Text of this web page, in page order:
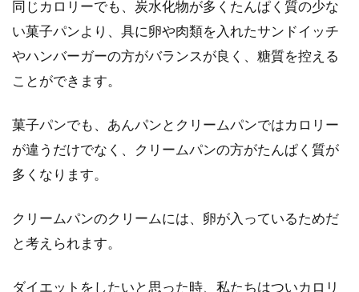
同じカロリーでも、炭水化物が多くたんぱく質の少な
い菓子パンより、具に卵や肉類を入れたサンドイッチ
やハンバーガーの方がバランスが良く、糖質を控える
ことができます。
菓子パンでも、あんパンとクリームパンではカロリー
が違うだけでなく、クリームパンの方がたんぱく質が
多くなります。
クリームパンのクリームには、卵が入っているためだ
と考えられます。
ダイエットをしたいと思った時、私たちはついカロリ